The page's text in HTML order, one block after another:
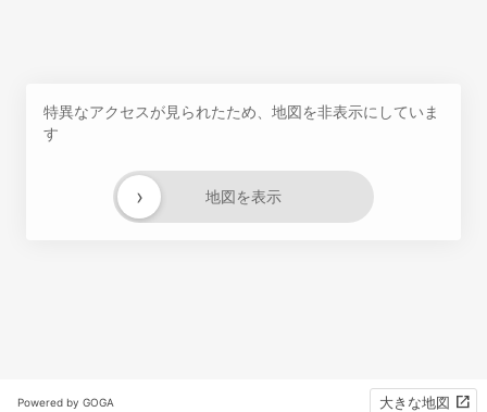
特異なアクセスが見られたため、地図を非表示にしていま
す
地図を表示
›
Powered by GOGA 大きな地図